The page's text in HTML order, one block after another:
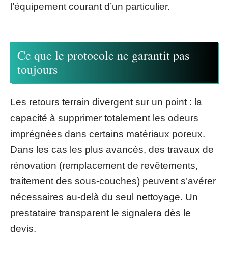
l’équipement courant d’un particulier.
Ce que le protocole ne garantit pas
toujours
Les retours terrain divergent sur un point : la
capacité à supprimer totalement les odeurs
imprégnées dans certains matériaux poreux.
Dans les cas les plus avancés, des travaux de
rénovation (remplacement de revêtements,
traitement des sous-couches) peuvent s’avérer
nécessaires au-delà du seul nettoyage. Un
prestataire transparent le signalera dès le
devis.